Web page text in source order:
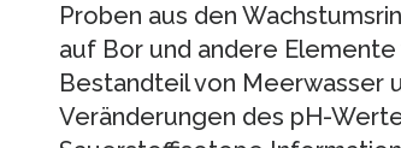
Proben aus den
auf Bor und andere
Bestandteil von Meerwasser
Veränderungen des pH-